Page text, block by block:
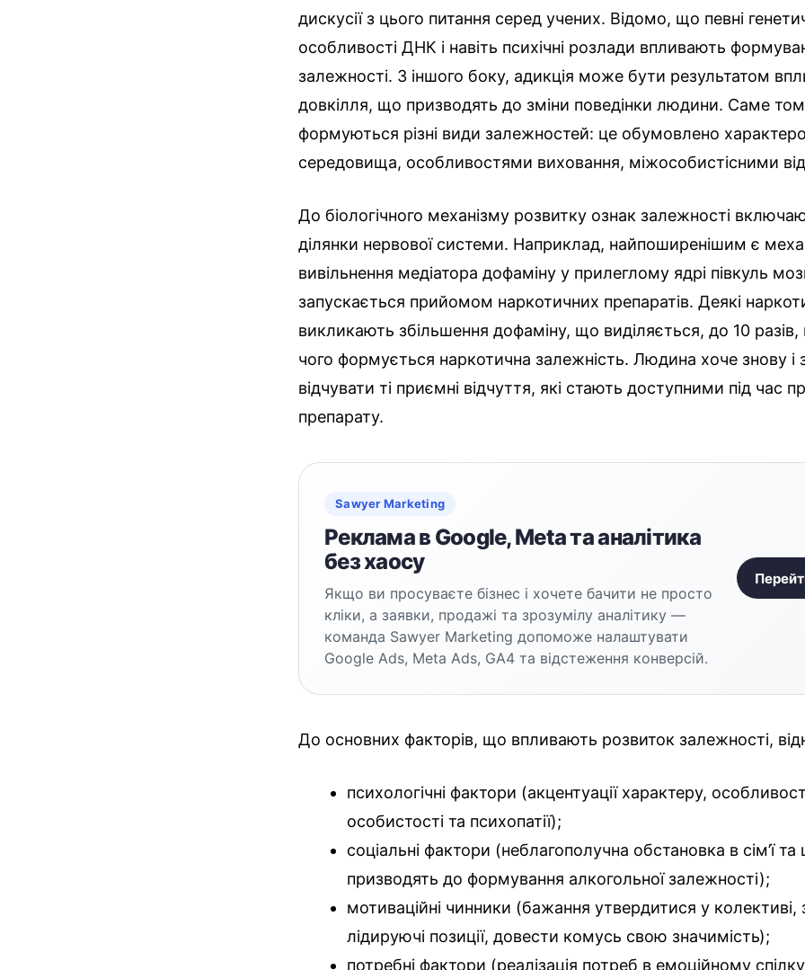
дискусії з цього питання серед учених. Відомо, що певні
особливості ДНК і навіть психічні розлади впливають
залежності. З іншого боку, адикція може бути результатом
довкілля, що призводять до зміни поведінки людини. Саме
формуються різні види залежностей: це обумовлено
середовища, особливостями виховання, міжособистісними
До біологічного механізму розвитку ознак залежності
ділянки нервової системи. Наприклад, найпоширенішим є
вивільнення медіатора дофаміну у прилеглому ядрі півкуль
запускається прийомом наркотичних препаратів. Деякі
викликають збільшення дофаміну, що виділяється, до 10 разів,
чого формується наркотична залежність. Людина хоче знову і
відчувати ті приємні відчуття, які стають доступними під час
препарату.
Sawyer Marketing
Реклама в Google, Meta та аналітика
без хаосу
Якщо ви просуваєте бізнес і хочете бачити не просто
кліки, а заявки, продажі та зрозумілу аналітику —
команда Sawyer Marketing допоможе налаштувати
Google Ads, Meta Ads, GA4 та відстеження конверсій.
До основних факторів, що впливають розвиток залежності,
психологічні фактори (акцентуації характеру,
особистості та психопатії);
соціальні фактори (неблагополучна обстановка в сім’ї та
призводять до формування алкогольної залежності);
мотиваційні чинники (бажання утвердитися у колективі,
лідируючі позиції, довести комусь свою значимість);
потребні фактори (реалізація потреб в емоційному